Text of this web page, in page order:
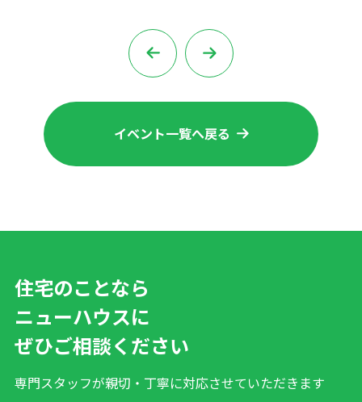
イベント一覧へ戻る
住宅のことなら
ニューハウスに
ぜひご相談ください
専門スタッフが親切・丁寧に対応させていただきます